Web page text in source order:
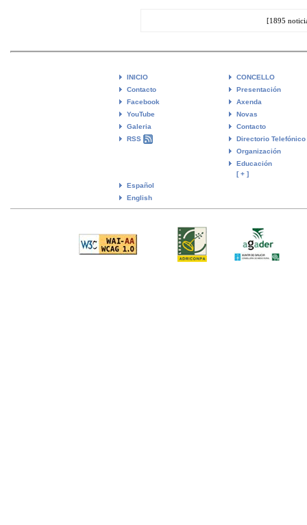
[1895
INICIO
Contacto
Facebook
YouTube
Galeria
RSS
Español
English
CONCELLO
Presentación
Axenda
Novas
Contacto
Directorio Telefónico
Organización
Educación
[ + ]